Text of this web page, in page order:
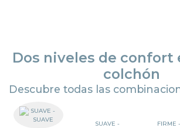
Dos niveles de confort
colchón
Descubre todas las
Precedente
SUAVE -
FIRME -